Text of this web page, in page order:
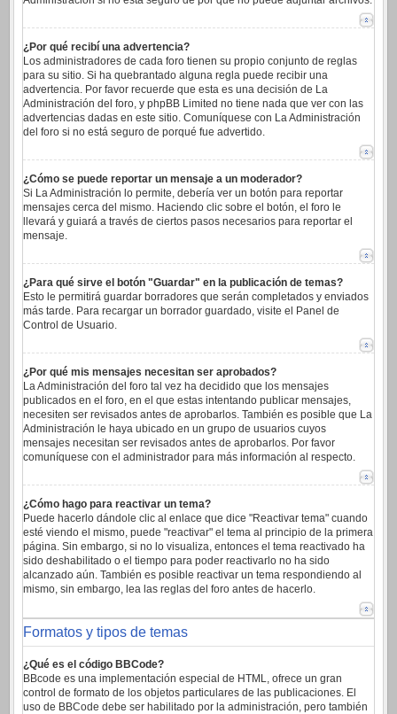
¿Por qué recibí una advertencia?
Los administradores de cada foro tienen su propio conjunto de reglas
para su sitio. Si ha quebrantado alguna regla puede recibir una
advertencia. Por favor recuerde que esta es una decisión de La
Administración del foro, y phpBB Limited no tiene nada que ver con las
advertencias dadas en este sitio. Comuníquese con La Administración
del foro si no está seguro de porqué fue advertido.
¿Cómo se puede reportar un mensaje a un moderador?
Si La Administración lo permite, debería ver un botón para reportar
mensajes cerca del mismo. Haciendo clic sobre el botón, el foro le
llevará y guiará a través de ciertos pasos necesarios para reportar el
mensaje.
¿Para qué sirve el botón "Guardar" en la publicación de temas?
Esto le permitirá guardar borradores que serán completados y enviados
más tarde. Para recargar un borrador guardado, visite el Panel de
Control de Usuario.
¿Por qué mis mensajes necesitan ser aprobados?
La Administración del foro tal vez ha decidido que los mensajes
publicados en el foro, en el que estas intentando publicar mensajes,
necesiten ser revisados antes de aprobarlos. También es posible que La
Administración le haya ubicado en un grupo de usuarios cuyos
mensajes necesitan ser revisados antes de aprobarlos. Por favor
comuníquese con el administrador para más información al respecto.
¿Cómo hago para reactivar un tema?
Puede hacerlo dándole clic al enlace que dice "Reactivar tema" cuando
esté viendo el mismo, puede "reactivar" el tema al principio de la primera
página. Sin embargo, si no lo visualiza, entonces el tema reactivado ha
sido deshabilitado o el tiempo para poder reactivarlo no ha sido
alcanzado aún. También es posible reactivar un tema respondiendo al
mismo, sin embargo, lea las reglas del foro antes de hacerlo.
Formatos y tipos de temas
¿Qué es el código BBCode?
BBcode es una implementación especial de HTML, ofrece un gran
control de formato de los objetos particulares de las publicaciones. El
uso de BBCode debe ser habilitado por la administración, pero también